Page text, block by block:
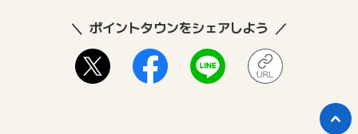
ポイントタウンをシェアしよう